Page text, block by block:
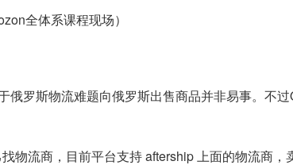
全体系课程现场）
俄罗斯物流难题向俄罗斯出售商品并非易事。不
物流商，目前平台支持 aftership 上面的物流商